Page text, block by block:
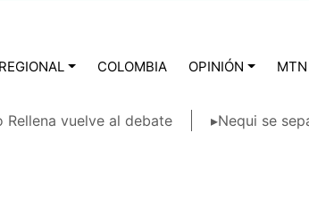
REGIONAL COLOMBIA OPINIÓN MTN
Rellena vuelve al debate
▸Nequi se